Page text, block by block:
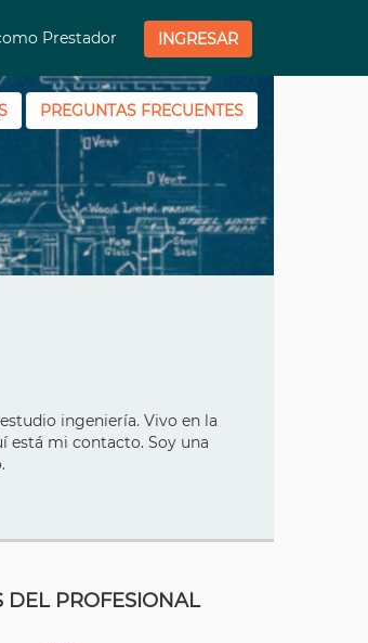
Prestador INGRESAR
PREGUNTAS FRECUENTES
ingeniería. Vivo en la
está mi contacto. Soy una
DEL PROFESIONAL